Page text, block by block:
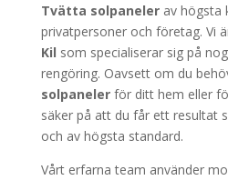
Tvätta solpanelerav högsta
privatpersoner och företag. Vi
Kil som specialiserar sig på
rengöring. Oavsett om du
solpanelerför ditt hem eller
säker på att du får ett resultat
och av högsta standard.
Vårt erfarna team använder